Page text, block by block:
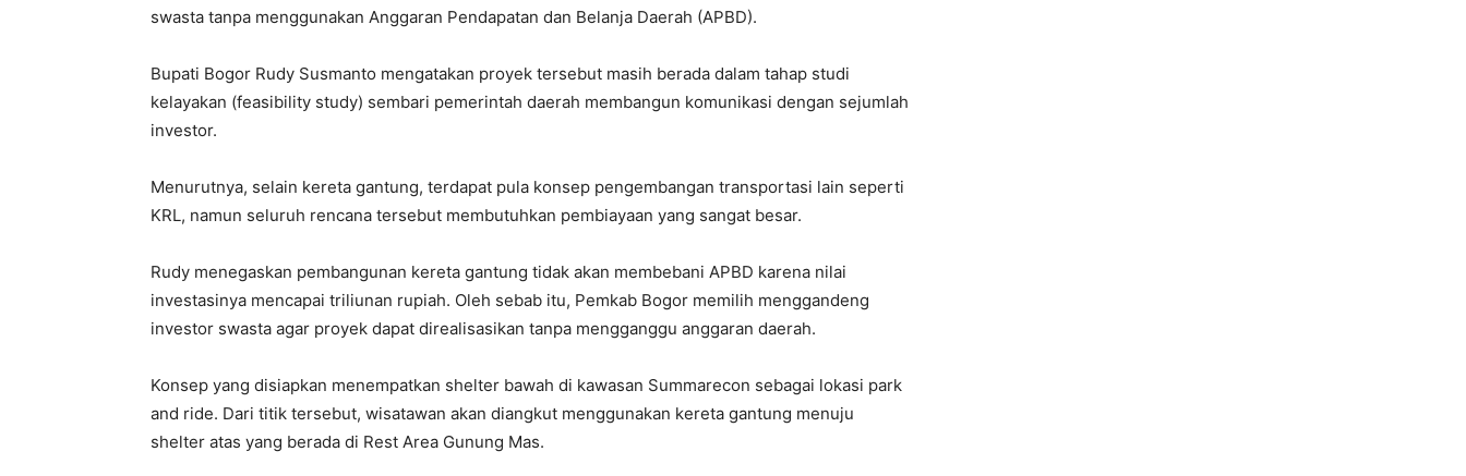
swasta tanpa menggunakan Anggaran Pendapatan dan Belanja Daerah (APBD).
Bupati Bogor Rudy Susmanto mengatakan proyek tersebut masih berada dalam tahap studi
kelayakan (feasibility study) sembari pemerintah daerah membangun komunikasi dengan sejumlah
investor.
Menurutnya, selain kereta gantung, terdapat pula konsep pengembangan transportasi lain seperti
KRL, namun seluruh rencana tersebut membutuhkan pembiayaan yang sangat besar.
Rudy menegaskan pembangunan kereta gantung tidak akan membebani APBD karena nilai
investasinya mencapai triliunan rupiah. Oleh sebab itu, Pemkab Bogor memilih menggandeng
investor swasta agar proyek dapat direalisasikan tanpa mengganggu anggaran daerah.
Konsep yang disiapkan menempatkan shelter bawah di kawasan Summarecon sebagai lokasi park
and ride. Dari titik tersebut, wisatawan akan diangkut menggunakan kereta gantung menuju
shelter atas yang berada di Rest Area Gunung Mas.